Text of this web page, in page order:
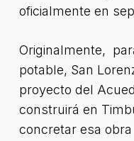
oficialmente en
Originalmente,
potable, San
proyecto del
construirá en
concretar esa obra